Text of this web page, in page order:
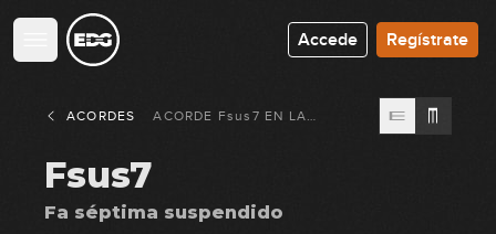
Accede Regístrate
ACORDES ACORDE Fsus7 EN LA
Fsus7
Fa séptima suspendido